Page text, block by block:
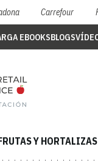
Carrefour
EBOOKSBLOGS
Y HORTALIZAS